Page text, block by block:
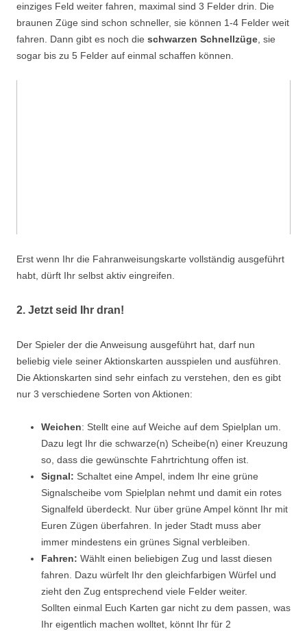
einziges Feld weiter fahren, maximal sind 3 Felder drin. Die
braunen Züge sind schon schneller, sie können 1-4 Felder weit
fahren. Dann gibt es noch die schwarzen Schnellzüge, sie
sogar bis zu 5 Felder auf einmal schaffen können.
Erst wenn Ihr die Fahranweisungskarte vollständig ausgeführt
habt, dürft Ihr selbst aktiv eingreifen.
2. Jetzt seid Ihr dran!
Der Spieler der die Anweisung ausgeführt hat, darf nun
beliebig viele seiner Aktionskarten ausspielen und ausführen.
Die Aktionskarten sind sehr einfach zu verstehen, den es gibt
nur 3 verschiedene Sorten von Aktionen:
Weichen: Stellt eine auf Weiche auf dem Spielplan um.
Dazu legt Ihr die schwarze(n) Scheibe(n) einer Kreuzung
so, dass die gewünschte Fahrtrichtung offen ist.
Signal: Schaltet eine Ampel, indem Ihr eine grüne
Signalscheibe vom Spielplan nehmt und damit ein rotes
Signalfeld überdeckt. Nur über grüne Ampel könnt Ihr mit
Euren Zügen überfahren. In jeder Stadt muss aber
immer mindestens ein grünes Signal verbleiben.
Fahren: Wählt einen beliebigen Zug und lasst diesen
fahren. Dazu würfelt Ihr den gleichfarbigen Würfel und
zieht den Zug entsprechend viele Felder weiter.
Sollten einmal Euch Karten gar nicht zu dem passen, was
Ihr eigentlich machen wolltet, könnt Ihr für 2